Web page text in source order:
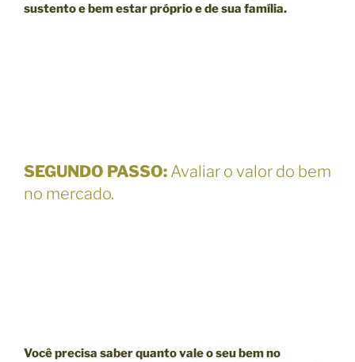
sustento e bem estar próprio e de sua família.
SEGUNDO PASSO: Avaliar o valor do bem
no mercado.
Você precisa saber quanto vale o seu bem no